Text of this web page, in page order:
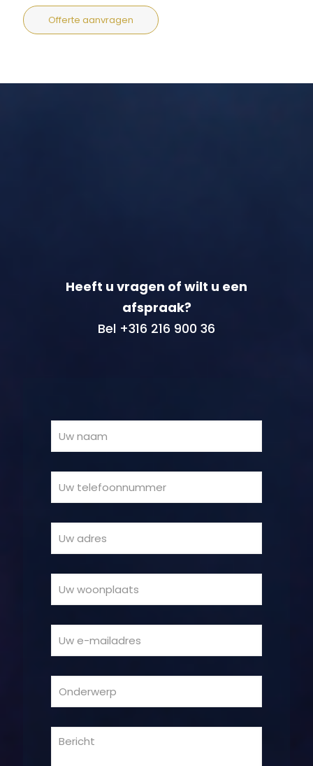
Offerte aanvragen
Heeft u vragen of wilt u een
afspraak?
Bel +316 216 900 36